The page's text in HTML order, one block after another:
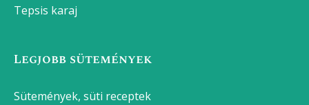
Tepsis karaj
Legjobb sütemények
Sütemények, süti receptek